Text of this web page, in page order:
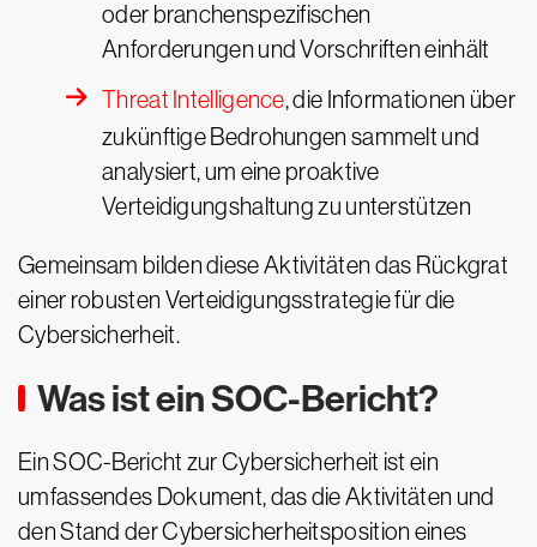
oder branchenspezifischen
Anforderungen und Vorschriften einhält
Threat Intelligence, die Informationen über
zukünftige Bedrohungen sammelt und
analysiert, um eine proaktive
Verteidigungshaltung zu unterstützen
Gemeinsam bilden diese Aktivitäten das Rückgrat
einer robusten Verteidigungsstrategie für die
Cybersicherheit.
Was ist ein SOC-Bericht?
Ein SOC-Bericht zur Cybersicherheit ist ein
umfassendes Dokument, das die Aktivitäten und
den Stand der Cybersicherheitsposition eines